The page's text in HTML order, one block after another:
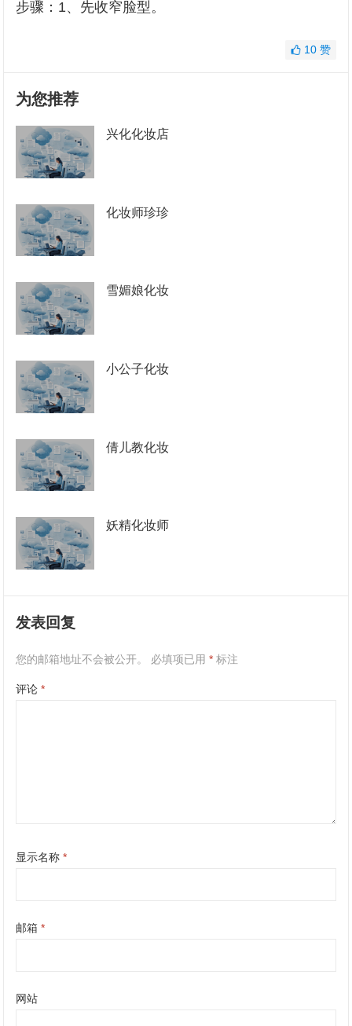
步骤：1、先收窄脸型。
10 赞
为您推荐
兴化化妆店
化妆师珍珍
雪媚娘化妆
小公子化妆
倩儿教化妆
妖精化妆师
发表回复
您的邮箱地址不会被公开。 必填项已用* 标注
评论*
显示名称*
邮箱*
网站